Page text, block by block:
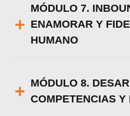
MÓDULO 7.
ENAMORAR Y
HUMANO
MÓDULO 8.
COMPETENCIAS Y